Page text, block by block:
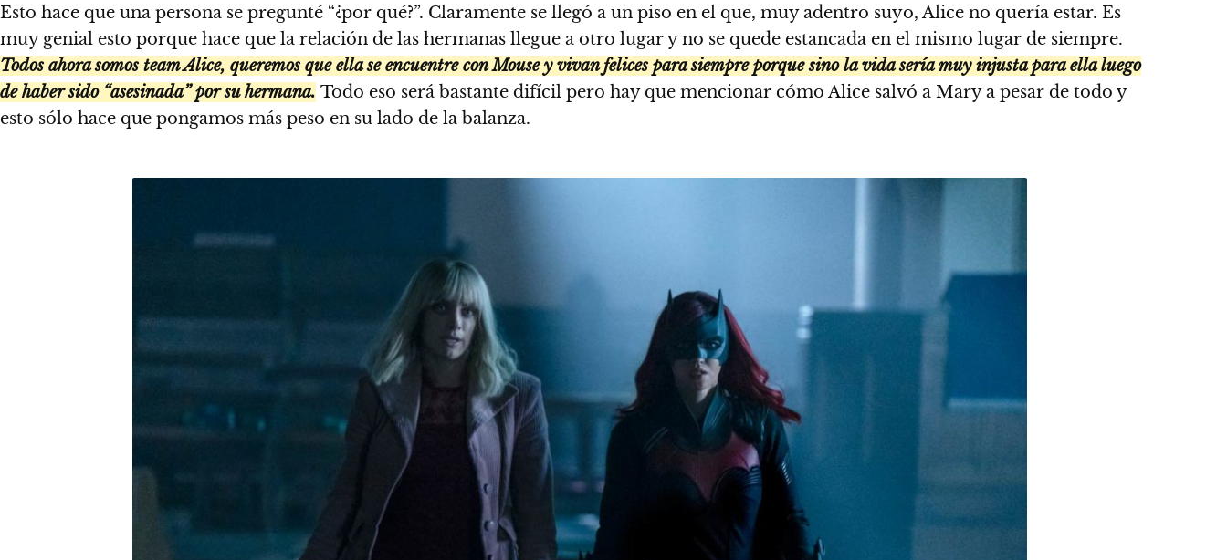
Esto hace que una persona se pregunté “¿por qué?”. Claramente se llegó a un piso en el que, muy adentro suyo, Alice no quería estar. Es
muy genial esto porque hace que la relación de las hermanas llegue a otro lugar y no se quede estancada en el mismo lugar de siempre.
Todos ahora somos team Alice, queremos que ella se encuentre con Mouse y vivan felices para siempre porque sino la vida sería muy injusta para ella luego
de haber sido “asesinada” por su hermana. Todo eso será bastante difícil pero hay que mencionar cómo Alice salvó a Mary a pesar de todo y
esto sólo hace que pongamos más peso en su lado de la balanza.